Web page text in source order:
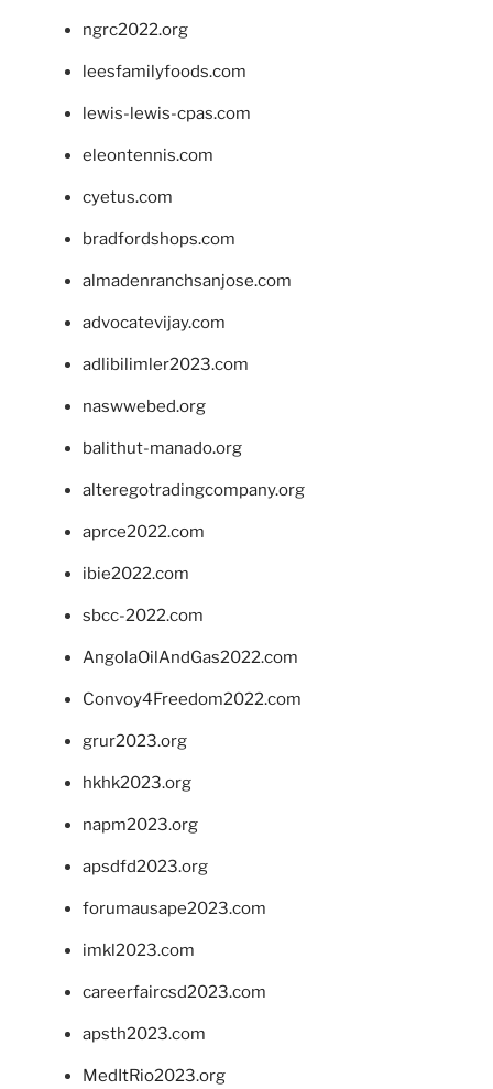
ngrc2022.org
leesfamilyfoods.com
lewis-lewis-cpas.com
eleontennis.com
cyetus.com
bradfordshops.com
almadenranchsanjose.com
advocatevijay.com
adlibilimler2023.com
naswwebed.org
balithut-manado.org
alteregotradingcompany.org
aprce2022.com
ibie2022.com
sbcc-2022.com
AngolaOilAndGas2022.com
Convoy4Freedom2022.com
grur2023.org
hkhk2023.org
napm2023.org
apsdfd2023.org
forumausape2023.com
imkl2023.com
careerfaircsd2023.com
apsth2023.com
MedItRio2023.org